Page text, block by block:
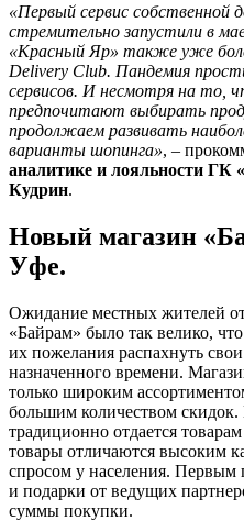
«Первый сервис собственной
стремительно запустили в
«Красный Яр» также уже
Delivery Club. Пандемия
сервисов. И несмотря на то,
предпочитают выбирать
продолжаем развивать
варианты шопинга», –
аналитике и лояльности
Кудрин.
Новый магазин
Уфе.
Ожидание местных жителей
«Байрам» было так велико,
их пожелания распахнуть
назначенного времени.
только широким
большим количеством
традиционно отдается
товары отличаются высоким
спросом у населения. Первым
и подарки от ведущих
суммы покупки.